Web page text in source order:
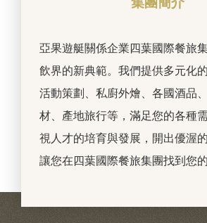
亞果遊艇關係企業四葉國際餐旅
飲界的新典範。我們提供多元化
活動策劃、私廚外燴、各國酒品
材、產地旅行等，滿足您的各種
視人才的培育與發展，開出優渥
讓您在四葉國際餐旅集團找到您